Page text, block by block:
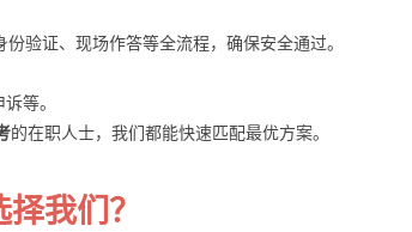
验证、现场作答等全流程，确保安全通过。
等。
的在职人士，我们都能快速匹配最优方案。
我们？